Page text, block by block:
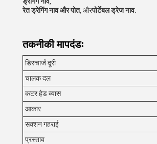
रेत ड्रेगिंग नाव और पोत, औरपोर्टेबल ड्रेज नाव.
तकनीकी मापदंडः
डिस्चार्ज दूरी
चालक दल
कटर हेड व्यास
आकार
सक्शन गहराई
प्रस्ताव